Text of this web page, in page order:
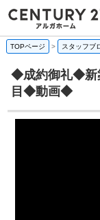
TOPページ > スタッフブ
◆成約御礼◆新
目◆動画◆